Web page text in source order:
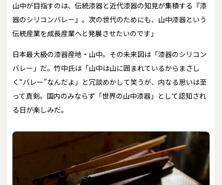
山中が目指すのは、伝統漆器と近代漆器の知見が集積する『漆
器のシリコンバレー』。次の世代のためにも、山中漆器という
伝統産業を成長産業へと発展させたいのです」
日本最大級の漆器産地・山中。その未来図は「漆器のシリコン
バレー」だ。竹中氏は「山中は山に囲まれているからまさし
く“バレー”なんだよ」と冗談めかして笑うが、内なる思いは至
って真剣。国内のみならず「世界の山中漆器」として認知され
る日が楽しみだ。